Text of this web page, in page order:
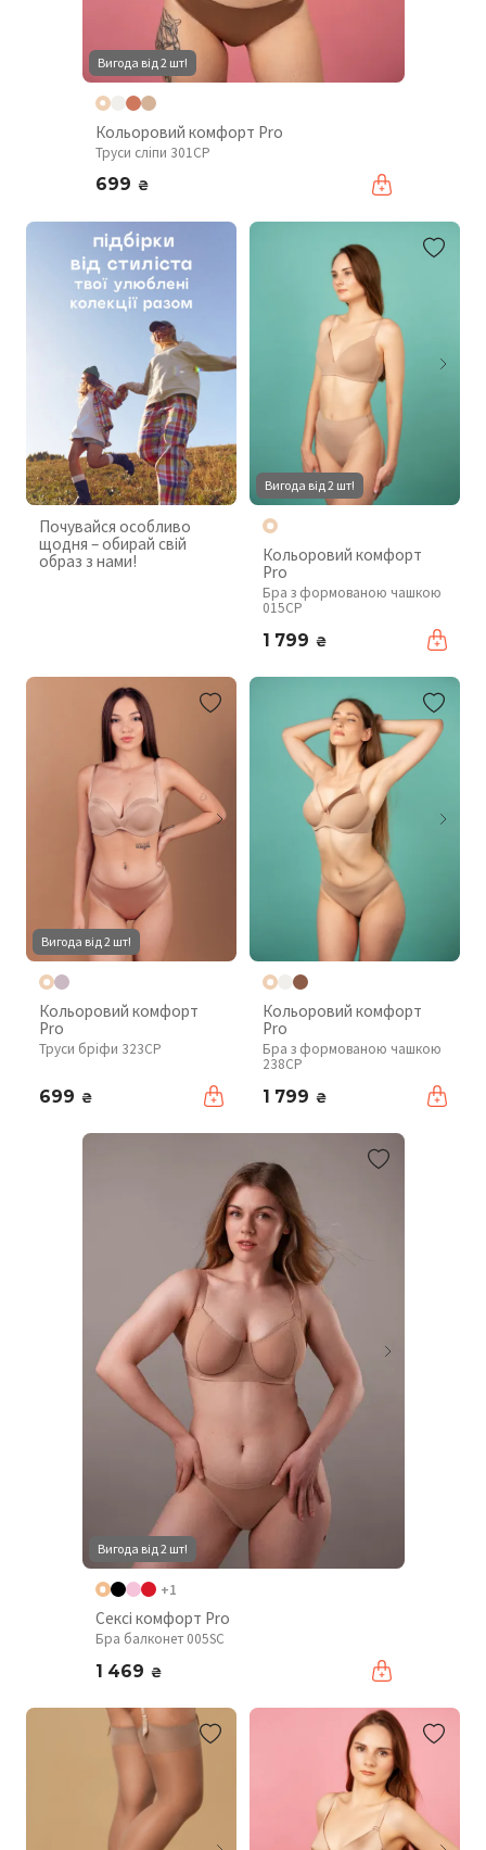
Вигода від 2 шт!
Кольоровий комфорт Pro
Труси сліпи 301CP
699 ₴
Почувайся особливо
щодня – обирай свій
образ з нами!
Вигода від 2 шт!
Кольоровий комфорт
Pro
Бра з формованою чашкою
015CP
1 799 ₴
Вигода від 2 шт!
Кольоровий комфорт
Pro
Труси бріфи 323CP
699 ₴
Кольоровий комфорт
Pro
Бра з формованою чашкою
238CP
1 799 ₴
Вигода від 2 шт!
+1
Сексі комфорт Pro
Бра балконет 005SC
1 469 ₴